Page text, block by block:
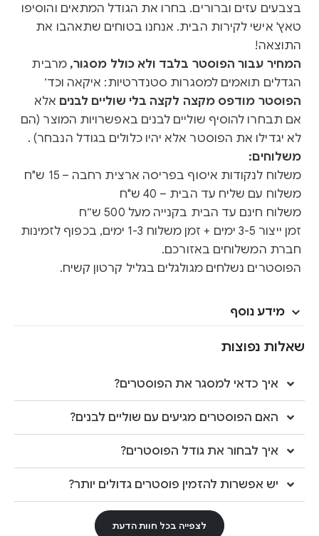
בצבעים עזים וברורים. בחרו את הגודל המתאים והוסיפו
טאץ' אישי לקירות הבית. אנחנו בטוחים שתאהבו את
התוצאה!
המחיר עבור הפוסטר בלבד ולא כולל מסגור, מרבית
הגדלים תואמים למסגרות סטנדרטיות: איקאה וכד׳
הפוסטר מודפס מקצה לקצה בלי שוליים לבנים אלא
אם תבחרו להוסיף שוליים לבנים באפשרויות המוצר (הם
לא יגדילו את הפוסטר אלא יהיו כלולים בגודל הנבחר) .
משלוחים:
משלוח לנקודות איסוף בפריסה ארצית רחבה – 15 ש"ח
משלוח עם שליח עד הבית – 40 ש"ח
משלוח חינם עד הבית בקנייה מעל 500 ש״ח
זמן ייצור 3-5 ימים + זמן משלוח 1-3 ימים, בכפוף לזמינות
חברת המשלוחים באזורכם.
הפוסטרים נשלחים מגולגלים בגליל קרטון קשיח.
מידע נוסף
שאלות נפוצות
איך כדאי למסגר את הפוסטרים?
האם הפוסטרים מגיעים עם שוליים לבנים?
איך לבחור את גודל הפוסטרים?
יש אפשרות להזמין פוסטרים גדולים יותר?
לצפייה בכל חוות הדעת